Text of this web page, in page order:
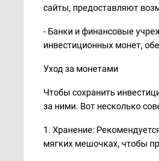
сайты, предоставляют
- Банки и финансовые
инвестиционных монет,
Уход за монетами
Чтобы сохранить
за ними. Вот несколько
1. Хранение:
мягких мешочках, чтобы